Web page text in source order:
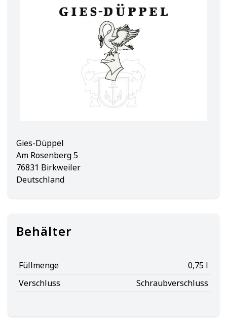
Gies-Düppel
Am Rosenberg 5
76831 Birkweiler
Deutschland
Behälter
Füllmenge
0,75 l
Verschluss
Schraubverschluss